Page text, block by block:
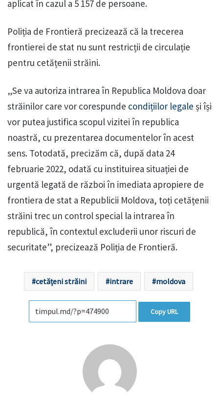
aplicat în cazul a 5 157 de persoane.
Poliția de Frontieră precizează că la trecerea
frontierei de stat nu sunt restricții de circulație
pentru cetățenii străini.
„Se va autoriza intrarea în Republica Moldova doar
străinilor care vor corespunde condițiilor legale și își
vor putea justifica scopul vizitei în republica
noastră, cu prezentarea documentelor în acest
sens. Totodată, precizăm că, după data 24
februarie 2022, odată cu instituirea situației de
urgentă legată de război în imediata apropiere de
frontiera de stat a Republicii Moldova, toți cetățenii
străini trec un control special la intrarea în
republică, în contextul excluderii unor riscuri de
securitate”, precizează Poliția de Frontieră.
cetățeni străini intrare moldova
Copy URL